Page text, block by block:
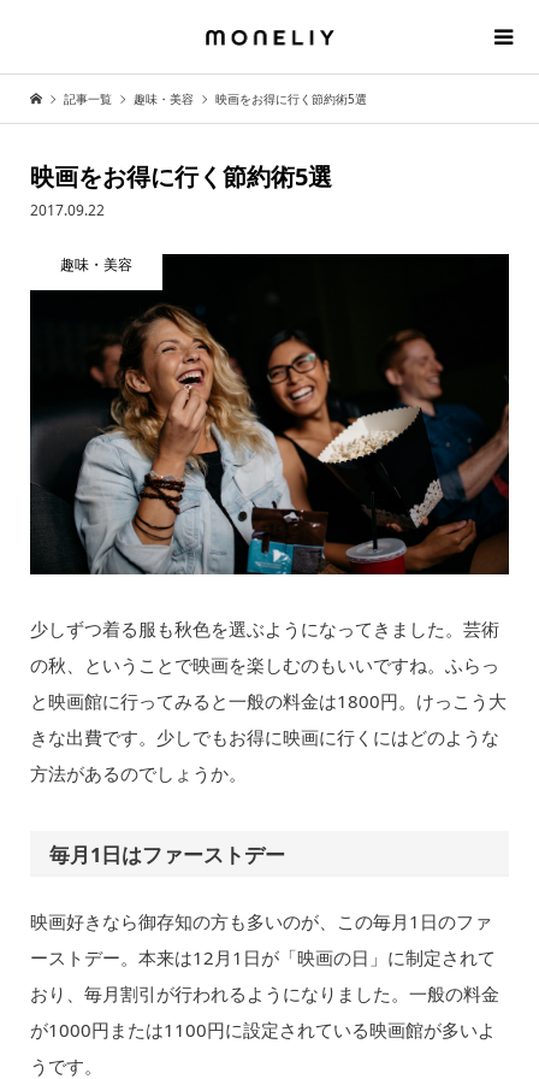
記事一覧 趣味・美容 映画をお得に行く節約術5選
映画をお得に行く節約術5選
2017.09.22
趣味・美容
少しずつ着る服も秋色を選ぶようになってきました。芸術
の秋、ということで映画を楽しむのもいいですね。ふらっ
と映画館に行ってみると一般の料金は1800円。けっこう大
きな出費です。少しでもお得に映画に行くにはどのような
方法があるのでしょうか。
毎月1日はファーストデー
映画好きなら御存知の方も多いのが、この毎月1日のファ
ーストデー。本来は12月1日が「映画の日」に制定されて
おり、毎月割引が行われるようになりました。一般の料金
が1000円または1100円に設定されている映画館が多いよ
うです。